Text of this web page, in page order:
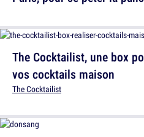
The Cocktailist, une box
vos cocktails maison
The Cocktailist